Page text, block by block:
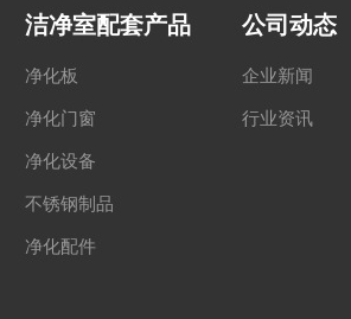
洁净室配套产品
净化板
净化门窗
净化设备
不锈钢制品
净化配件
公司动态
企业新闻
行业资讯